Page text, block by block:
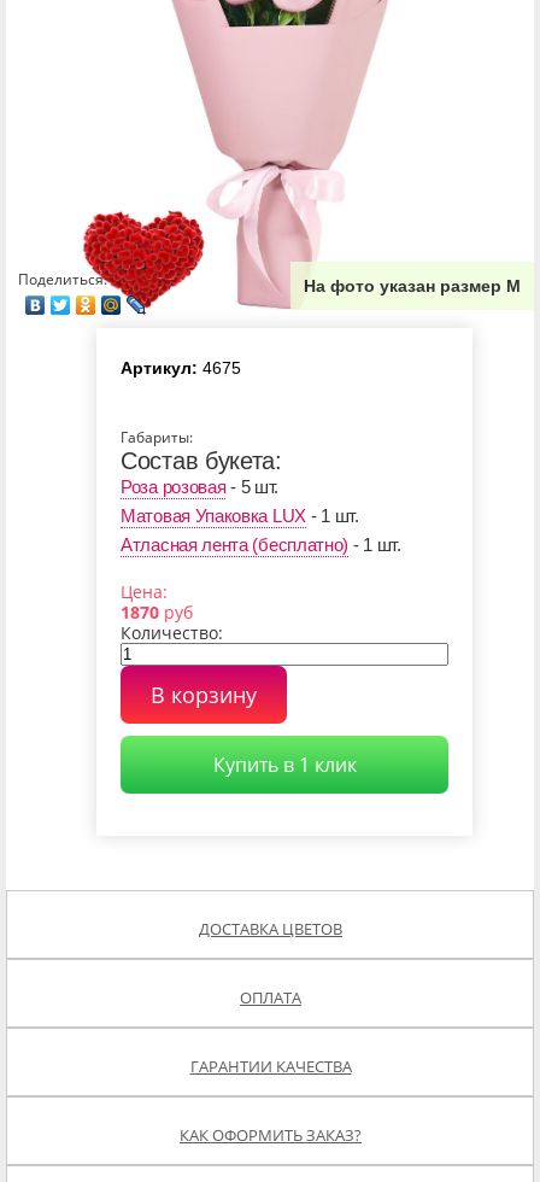
На фото указан размер М
Поделиться:
Цена:
1870 руб
Количество:
В корзину
Купить в 1 клик
Артикул: 4675
Габариты:
Состав букета:
Роза розовая - 5 шт.
Матовая Упаковка LUX - 1 шт.
Атласная лента (бесплатно) - 1 шт.
ДОСТАВКА ЦВЕТОВ
ОПЛАТА
ГАРАНТИИ КАЧЕСТВА
КАК ОФОРМИТЬ ЗАКАЗ?